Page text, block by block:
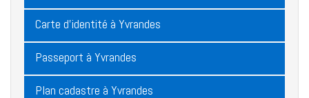
Carte d'identité à Yvrandes
Passeport à Yvrandes
Plan cadastre à Yvrandes